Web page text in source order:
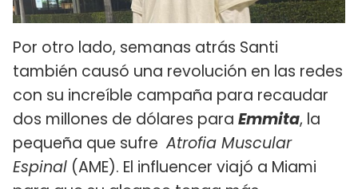
Por otro lado, semanas atrás Santi
también causó una revolución en las redes
con su increíble campaña para recaudar
dos millones de dólares para Emmita, la
pequeña que sufreAtrofia Muscular
Espinal (AME). El influencer viajó a Miami